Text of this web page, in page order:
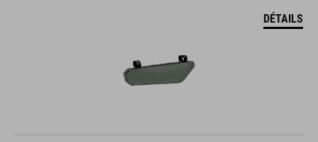
DÉTAILS